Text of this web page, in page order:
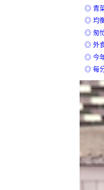
◎ 青
◎ 均
◎ 匆
◎ 外
◎ 今
◎ 每